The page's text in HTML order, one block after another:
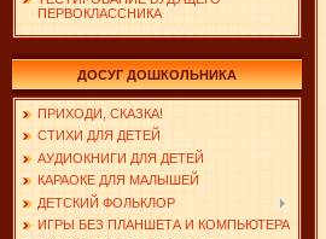
ПЕРВОКЛАССНИКА
ДОСУГ ДОШКОЛЬНИКА
ПРИХОДИ, СКАЗКА!
СТИХИ ДЛЯ ДЕТЕЙ
АУДИОКНИГИ ДЛЯ ДЕТЕЙ
КАРАОКЕ ДЛЯ МАЛЫШЕЙ
ДЕТСКИЙ ФОЛЬКЛОР
ИГРЫ БЕЗ ПЛАНШЕТА И КОМПЬЮТЕРА